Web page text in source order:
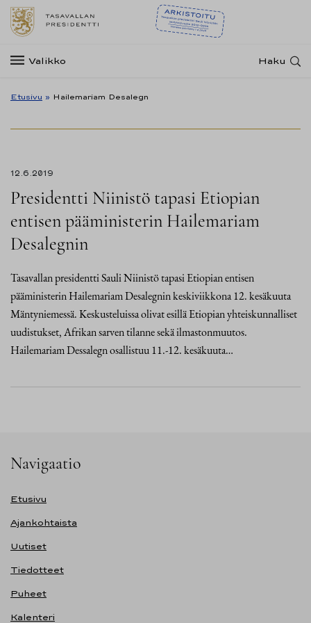
Valikko Haku
Etusivu » Hailemariam Desalegn
12.6.2019
Presidentti Niinistö tapasi Etiopian
entisen pääministerin Hailemariam
Desalegnin
Tasavallan presidentti Sauli Niinistö tapasi Etiopian entisen
pääministerin Hailemariam Desalegnin keskiviikkona 12. kesäkuuta
Mäntyniemessä. Keskusteluissa olivat esillä Etiopian yhteiskunnalliset
uudistukset, Afrikan sarven tilanne sekä ilmastonmuutos.
Hailemariam Dessalegn osallistuu 11.-12. kesäkuuta…
Navigaatio
Etusivu
Ajankohtaista
Uutiset
Tiedotteet
Puheet
Kalenteri